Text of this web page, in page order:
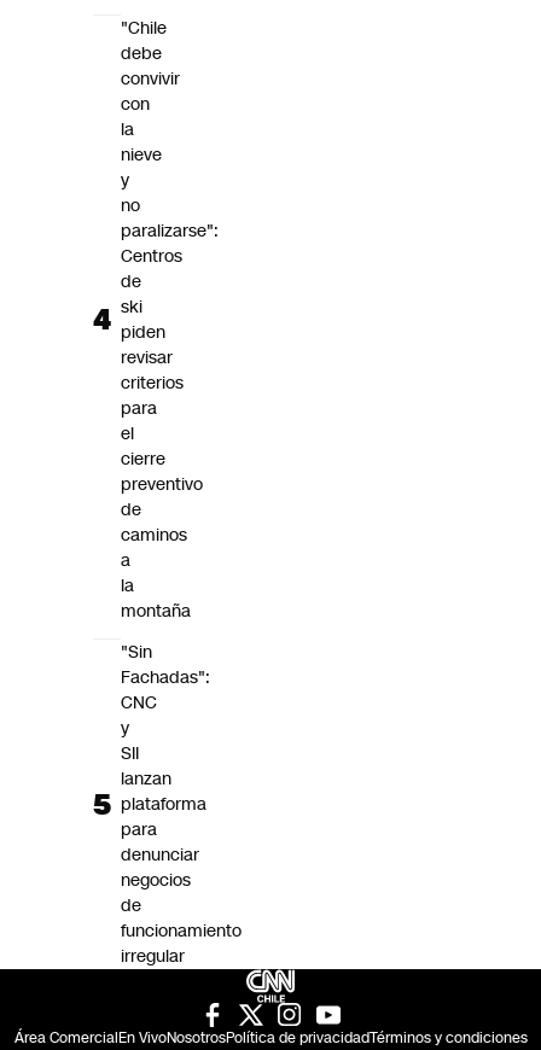
"Chile
debe
convivir
con
la
nieve
y
no
paralizarse":
Centros
de
ski
piden
revisar
criterios
para
el
cierre
preventivo
de
caminos
a
la
montaña
"Sin
Fachadas":
CNC
y
SII
lanzan
plataforma
para
denunciar
negocios
de
funcionamiento
irregular
Área ComercialEn VivoNosotrosPolítica de privacidadTérminos y condiciones